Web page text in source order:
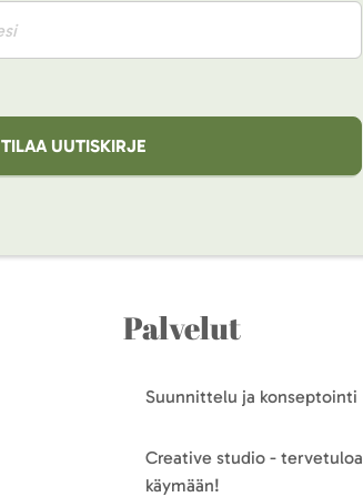
TILAA UUTISKIRJE
Palvelut
Suunnittelu ja konseptointi
Creative studio - tervetuloa
käymään!